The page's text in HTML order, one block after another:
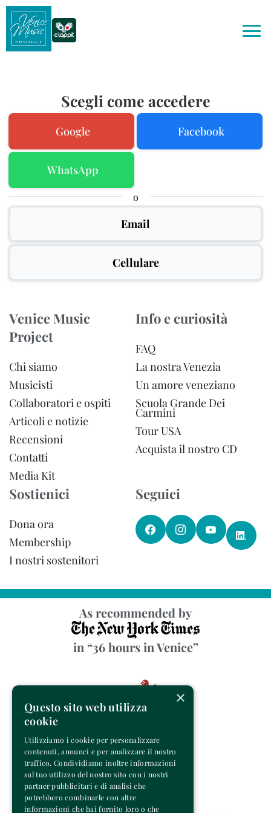
Scegli come accedere
Google Facebook
WhatsApp
o
Email
Cellulare
Venice Music
Project
Chi siamo
Musicisti
Collaboratori e ospiti
Articoli e notizie
Recensioni
Contatti
Media Kit
Info e curiosità
FAQ
La nostra Venezia
Un amore veneziano
Scuola Grande Dei
Carmini
Tour USA
Acquista il nostro CD
Sostienici
Dona ora
Membership
I nostri sostenitori
Seguici
As recommended by
in “36 hours in Venice”
×
Questo sito web utilizza
cookie
Utilizziamo i cookie per personalizzare
contenuti, annunci e per analizzare il nostro
traffico. Condividiamo inoltre informazioni
sul tuo utilizzo del nostro sito con i nostri
partner pubblicitari e di analisi che
potrebbero combinarle con altre
informazioni che hai fornito loro o che